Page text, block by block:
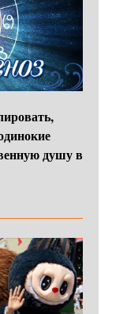
душу в